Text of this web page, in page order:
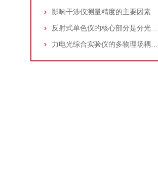
影响干涉仪测量精度的主要因素
反射式单色仪的核心部分是分光系统决定了仪器的性能和精度
力电光综合实验仪的多物理场耦合原理与系统架构解析